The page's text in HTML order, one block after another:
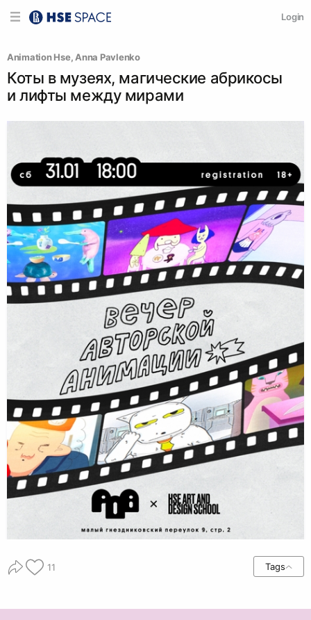
Login
Animation Hse, Anna Pavlenko
Коты в музеях, магические абрикосы
и лифты между мирами
11 Tags